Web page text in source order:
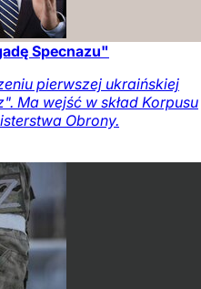
Specnazu"
pierwszej ukraińskiej
Ma wejść w skład Korpusu
Obrony.